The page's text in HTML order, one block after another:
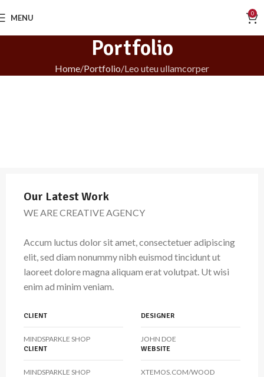
MENU 0
Portfolio
Home Portfolio Leo uteu ullamcorper
Our Latest Work
WE ARE CREATIVE AGENCY
Accum luctus dolor sit amet, consectetuer adipiscing
elit, sed diam nonummy nibh euismod tincidunt ut
laoreet dolore magna aliquam erat volutpat. Ut wisi
enim ad minim veniam.
CLIENT
MINDSPARKLE SHOP
DESIGNER
JOHN DOE
CLIENT
MINDSPARKLE SHOP
WEBSITE
XTEMOS.COM/WOOD